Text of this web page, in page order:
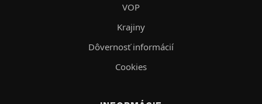
VOP
Krajiny
Dôvernosť informácií
Cookies